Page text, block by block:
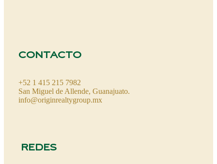
CONTACTO
+52 1 415 215 7982
San Miguel de Allende, Guanajuato.
info@originrealtygroup.mx
REDES